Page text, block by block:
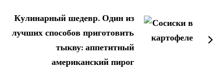
Кулинарный шедевр. Один из
лучших способов приготовить
тыкву: аппетитный
американский пирог